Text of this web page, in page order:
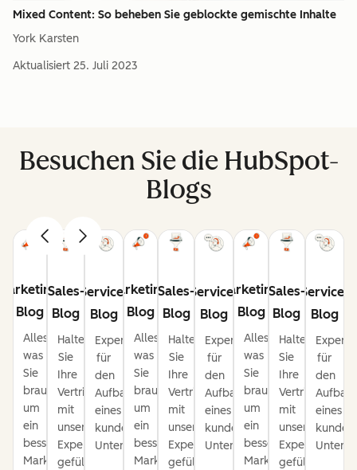
Mixed Content: So beheben Sie geblockte gemischte Inhalte
York Karsten
Aktualisiert 25. Juli 2023
Besuchen Sie die HubSpot-
Blogs
Blog
Alles,
was
Sie
brauchen,
um
ein
besserer
Marketer
Sales-
Blog
Halten
Sie
Ihre
Vertriebspipeline
mit
unseren
Expertentipps
gefüllt.
Service-
Blog
Expertentipps
für
den
Aufbau
eines
kundenorientierten
Unternehmens.
Marketing-
Blog
Alles,
was
Sie
brauchen,
um
ein
besserer
Marketer
Sales-
Blog
Halten
Sie
Ihre
Vertriebspipeline
mit
unseren
Expertentipps
gefüllt.
Service-
Blog
Expertentipps
für
den
Aufbau
eines
kundenorientierten
Unternehmens.
Marketing-
Blog
Alles,
was
Sie
brauchen,
um
ein
besserer
Marketer
Sales-
Blog
Halten
Sie
Ihre
mit
unseren
Expertentipps
gefüllt.
Service-
Blog
für
den
Aufbau
eines